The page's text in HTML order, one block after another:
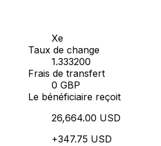
Xe
Taux de change
1.333200
Frais de transfert
0 GBP
Le bénéficiaire reçoit
26,664.00 USD
+347.75 USD